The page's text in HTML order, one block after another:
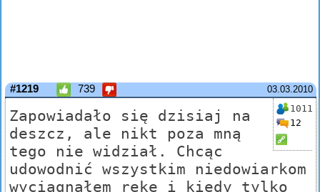
03.03.2010
#1219 739
1011
12
Zapowiadało się dzisiaj na
deszcz, ale nikt poza mną
tego nie widział. Chcąc
udowodnić wszystkim niedowiarkom
wyciągnąłem rękę i kiedy tylko